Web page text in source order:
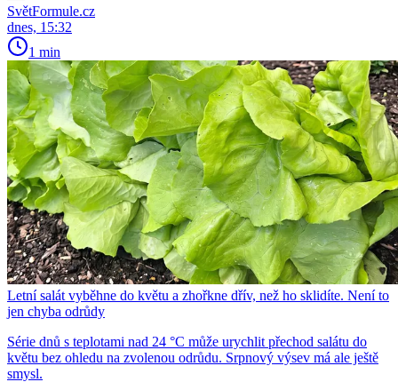
SvětFormule.cz
dnes, 15:32
1 min
Letní salát vyběhne do květu a zhořkne dřív, než ho sklidíte. Není to
jen chyba odrůdy
Série dnů s teplotami nad 24 °C může urychlit přechod salátu do
květu bez ohledu na zvolenou odrůdu. Srpnový výsev má ale ještě
smysl.